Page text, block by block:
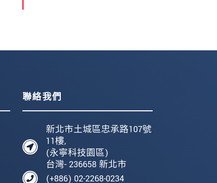
聯絡我們
新北市土城區忠承路107號
11樓,
(永寧科技園區)
台灣- 236658 新北市
(+886) 02-2268-0234